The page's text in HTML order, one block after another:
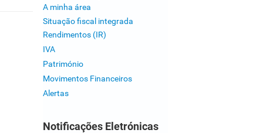
A minha área
Situação fiscal integrada
Rendimentos (IR)
IVA
Património
Movimentos Financeiros
Alertas
Notificações Eletrónicas